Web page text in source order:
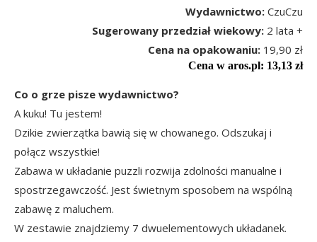
Wydawnictwo: CzuCzu
Sugerowany przedział wiekowy: 2 lata +
Cena na opakowaniu: 19,90 zł
Cena w aros.pl: 13,13 zł
Co o grze pisze wydawnictwo?
A kuku! Tu jestem!
Dzikie zwierzątka bawią się w chowanego. Odszukaj i
połącz wszystkie!
Zabawa w układanie puzzli rozwija zdolności manualne i
spostrzegawczość. Jest świetnym sposobem na wspólną
zabawę z maluchem.
W zestawie znajdziemy 7 dwuelementowych układanek.